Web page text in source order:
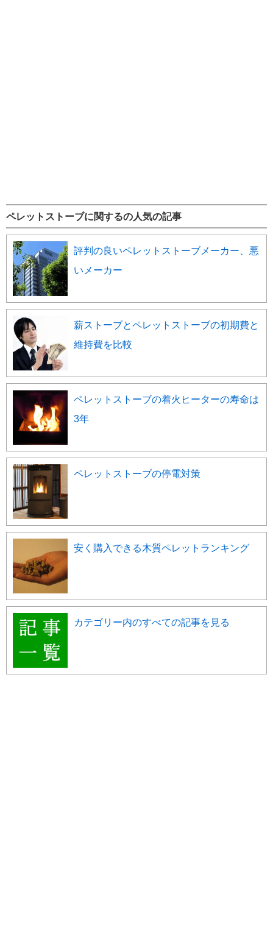
ペレットストーブに関するの人気の記事
評判の良いペレットストーブメーカー、悪
いメーカー
薪ストーブとペレットストーブの初期費と
維持費を比較
ペレットストーブの着火ヒーターの寿命は
3年
ペレットストーブの停電対策
安く購入できる木質ペレットランキング
カテゴリー内のすべての記事を見る